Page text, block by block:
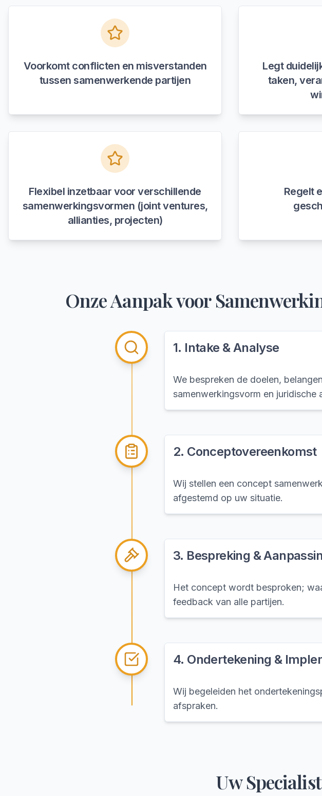
Voorkomt conflicten en misverstanden
tussen samenwerkende partijen
Legt
taken,
Flexibel inzetbaar voor verschillende
samenwerkingsvormen (joint ventures,
allianties, projecten)
Regelt
Onze Aanpak voor
1. Intake & Analyse
We bespreken de doelen,
samenwerkingsvorm en juridische
2. Conceptovereenkomst
Wij stellen een concept
afgestemd op uw situatie.
3. Bespreking &
Het concept wordt besproken;
feedback van alle partijen.
4. Ondertekening &
Wij begeleiden het
afspraken.
Uw